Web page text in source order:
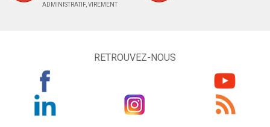
ADMINISTRATIF, VIREMENT
RETROUVEZ-NOUS